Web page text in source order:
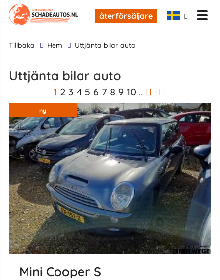
återförsäljare
tillbaka Hem Uttjänta bilar auto
Uttjänta bilar auto
1 2 3 4 5 6 7 8 9 10 ..
ny
Mini Cooper S